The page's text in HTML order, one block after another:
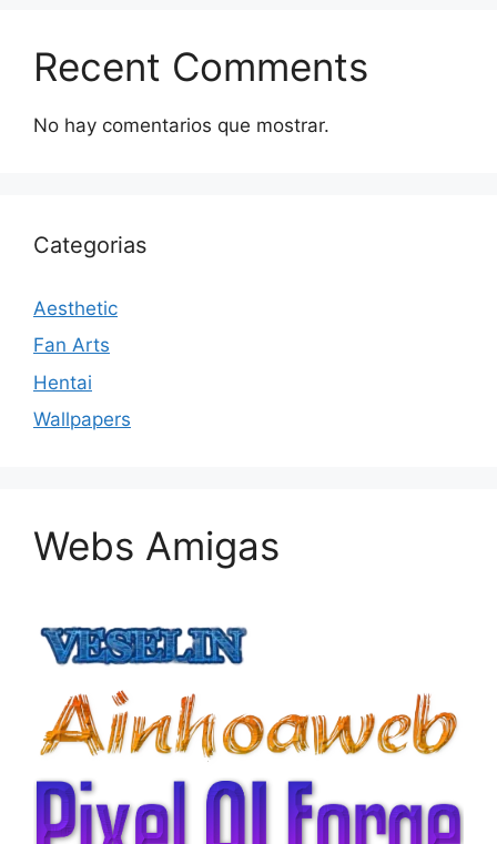
Recent Comments
No hay comentarios que mostrar.
Categorias
Aesthetic
Fan Arts
Hentai
Wallpapers
Webs Amigas